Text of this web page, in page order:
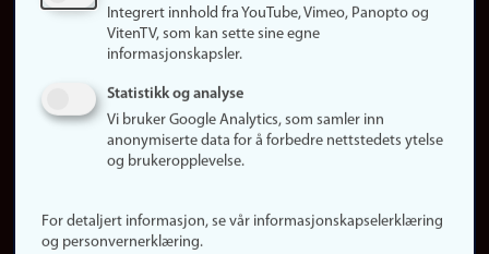
Om nettstedet
Informasjonskapsler
Personvern
Integrert innhold fra YouTube, Vimeo, Panopto og
VitenTV, som kan sette sine egne
informasjonskapsler.
Statistikk og analyse
Vi bruker Google Analytics, som samler inn
anonymiserte data for å forbedre nettstedets ytelse
og brukeropplevelse.
For detaljert informasjon, se vår informasjonskapselerklæring
og personvernerklæring.